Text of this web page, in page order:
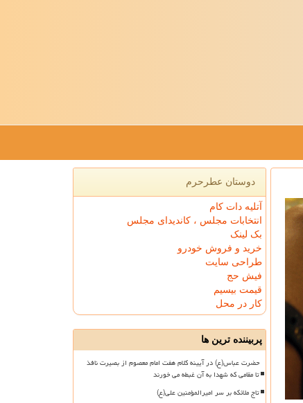
دوستان عطرحرم
آتلیه دات کام
انتخابات مجلس ، کاندیدای مجلس
بک لینک
خرید و فروش خودرو
طراحی سایت
فیش حج
قیمت بیسیم
کار در محل
پربیننده ترین ها
حضرت عباس(ع) در آیینه کلام هفت امام معصوم از بصیرت نافذ
تا مقامی که شهدا به آن غبطه می خورند
تاج ملائکه بر سر امیرالمؤمنین علی(ع)